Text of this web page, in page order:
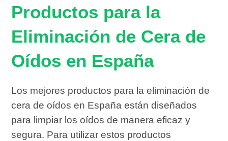
Productos para la
Eliminación de Cera de
Oídos en España
Los mejores productos para la eliminación de
cera de oídos en España están diseñados
para limpiar los oídos de manera eficaz y
segura. Para utilizar estos productos